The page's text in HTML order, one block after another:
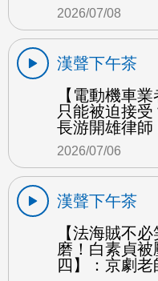
2026/07/08
漢聲下午茶
【電動機車
只能被迫接
長游開雄律師
2026/07/06
漢聲下午茶
【法海賊不
磨！白素貞
四】：京劇